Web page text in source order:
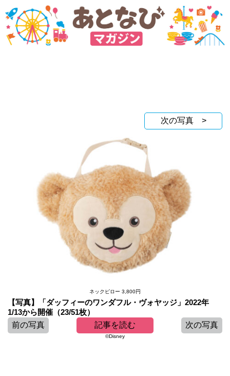
次の写真 >
ネックピロー 3,800円
【写真】「ダッフィーのワンダフル・ヴォヤッジ」2022年
1/13から開催（23/51枚）
前の写真
記事を読む 次の写真
©Disney